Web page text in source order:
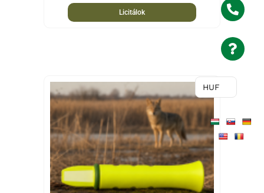
Licitálok
HUF